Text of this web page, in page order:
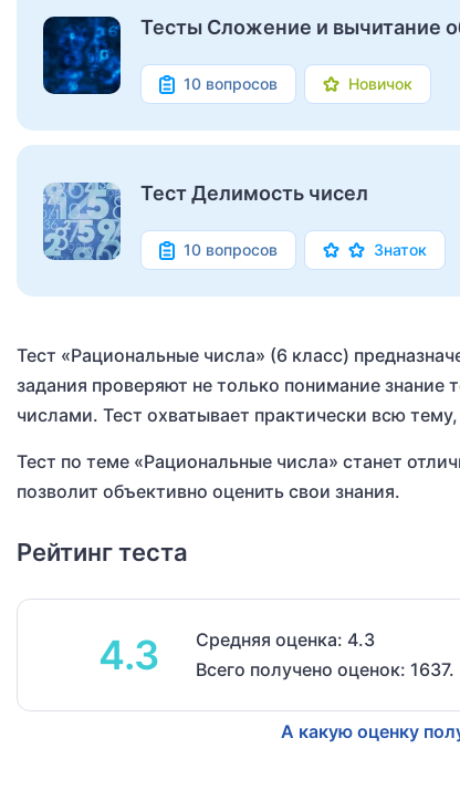
Тесты Сложение и вычитание
10 вопросов Новичок
Тест Делимость чисел
10 вопросов Знаток
Тест «Рациональные числа» (6 класс)
задания проверяют не только понимание
числами. Тест охватывает практически всю
Тест по теме «Рациональные числа» станет
позволит объективно оценить свои знания.
Рейтинг теста
4.3
Средняя оценка: 4.3
Всего получено оценок: 1637.
А какую оценку